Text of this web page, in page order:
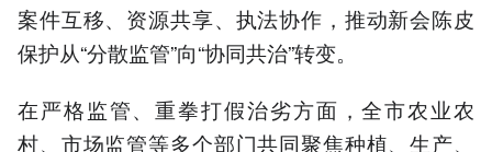
案件互移、资源共享、执法协作，推动新会陈皮
保护从“分散监管”向“协同共治”转变。
在严格监管、重拳打假治劣方面，全市农业农
村、市场监管等多个部门共同聚焦种植、生产、